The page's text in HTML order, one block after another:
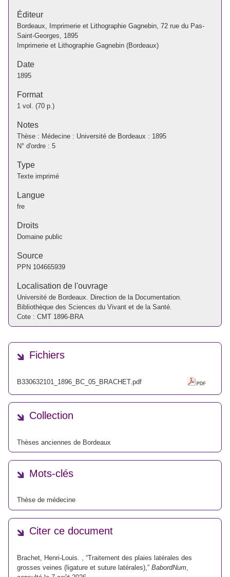
Éditeur
Bordeaux, Imprimerie et Lithographie Gagnebin, 72 rue du Pas-
Saint-Georges, 1895
Imprimerie et Lithographie Gagnebin (Bordeaux)
Date
1895
Format
1 vol. (70 p.)
Notes
Thèse : Médecine : Université de Bordeaux : 1895
N° d'ordre : 5
Type
Texte imprimé
Langue
fre
Droits
Domaine public
Source
PPN 104665939
Localisation de l'ouvrage
Université de Bordeaux. Direction de la Documentation.
Bibliothèque des Sciences du Vivant et de la Santé.
Cote : CMT 1896-BRA
Fichiers
B330632101_1896_BC_05_BRACHET.pdf
Collection
Thèses anciennes de Bordeaux
Mots-clés
Thèse de médecine
Citer ce document
Brachet, Henri-Louis. , “Traitement des plaies latérales des
grosses veines (ligature et suture latérales),” BabordNum